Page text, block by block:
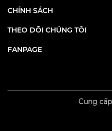
CHÍNH SÁCH
THEO DÕI CHÚNG TÔI
FANPAGE
Cung